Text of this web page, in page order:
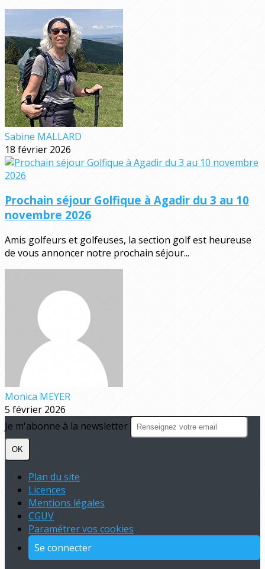
Sabine MALLARD
18 février 2026
Prochain séjour Golfique à Agadir du 3 au 10
novembre 2026
Amis golfeurs et golfeuses, la section golf est heureuse
de vous annoncer notre prochain séjour...
Monica MEYER
5 février 2026
Je m'abonne à la newsletter
OK
Plan du site
Licences
Mentions légales
CGUV
Paramétrer vos cookies
Se connecter